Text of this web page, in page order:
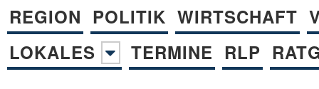
REGION POLITIK WIRTSCHAFT
LOKALES
TERMINE RLP